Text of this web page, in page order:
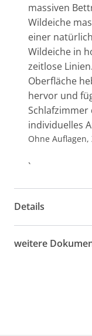
massiven
Wildeiche
einer
Wildeiche in
zeitlose
Oberfläche
hervor und
individuelles
Ohne
`
Details
weitere